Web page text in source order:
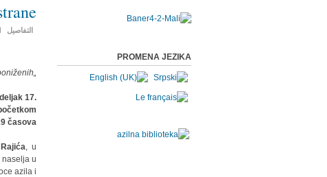
التفاصيل
„Uništeni smo, ali je želja prejaka“ - grupa poniženih
17.
časova.
, u
u
azila i
PROMENA JEZIKA